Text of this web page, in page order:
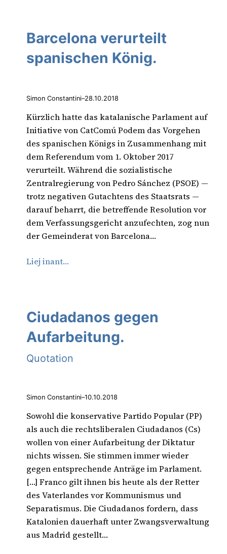
Barcelona verurteilt
spanischen König.
Simon Constantini–28.10.2018
Kürzlich hatte das katalanische Parlament auf
Initiative von CatComú Podem das Vorgehen
des spanischen Königs in Zusammenhang mit
dem Referendum vom 1. Oktober 2017
verurteilt. Während die sozialistische
Zentralregierung von Pedro Sánchez (PSOE) —
trotz negativen Gutachtens des Staatsrats —
darauf beharrt, die betreffende Resolution vor
dem Verfassungsgericht anzufechten, zog nun
der Gemeinderat von Barcelona…
Liej inant…
Ciudadanos gegen
Aufarbeitung.
Quotation
Simon Constantini–10.10.2018
Sowohl die konservative Partido Popular (PP)
als auch die rechtsliberalen Ciudadanos (Cs)
wollen von einer Aufarbeitung der Diktatur
nichts wissen. Sie stimmen immer wieder
gegen entsprechende Anträge im Parlament.
[…] Franco gilt ihnen bis heute als der Retter
des Vaterlandes vor Kommunismus und
Separatismus. Die Ciudadanos fordern, dass
Katalonien dauerhaft unter Zwangsverwaltung
aus Madrid gestellt…